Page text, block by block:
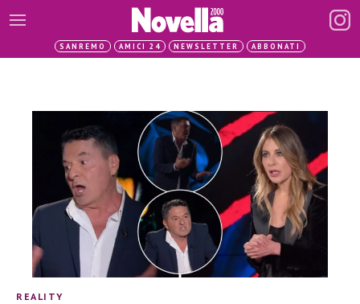
SANREMO AMICI 24 NEWSLETTER ABBONATI
REALITY